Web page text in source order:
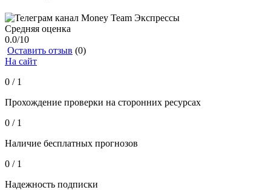
Средняя оценка
0.0/10
Оставить отзыв (0)
На сайт
0 / 1
Прохождение проверки на сторонних ресурсах
0 / 1
Наличие бесплатных прогнозов
0 / 1
Надежность подписки